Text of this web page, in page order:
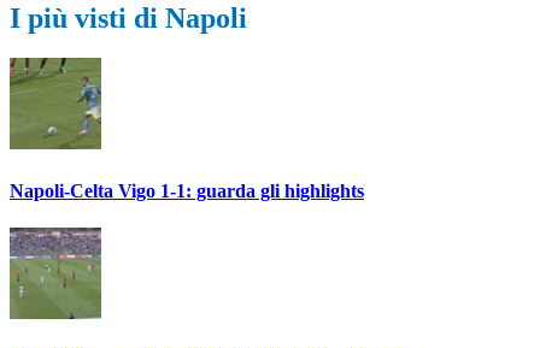
I più visti di Napoli
Napoli-Celta Vigo 1-1: guarda gli highlights